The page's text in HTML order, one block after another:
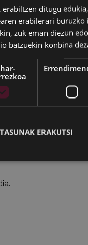
erabiltzen ditugu
erabilerari
zuk eman diezun
batzuekin konbina
ERAKUTSI